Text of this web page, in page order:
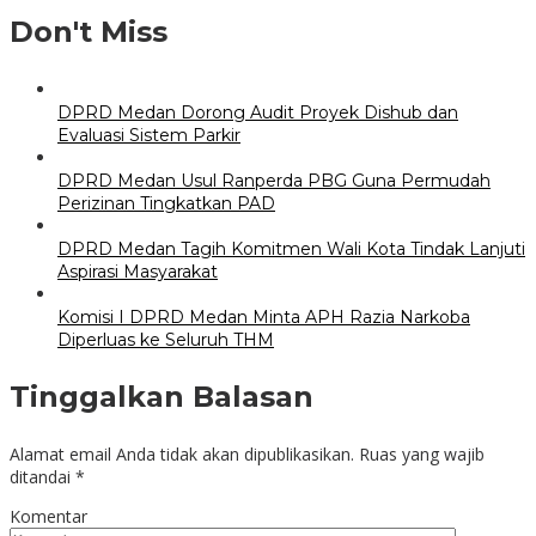
Don't Miss
DPRD Medan Dorong Audit Proyek Dishub dan
Evaluasi Sistem Parkir
DPRD Medan Usul Ranperda PBG Guna Permudah
Perizinan Tingkatkan PAD
DPRD Medan Tagih Komitmen Wali Kota Tindak Lanjuti
Aspirasi Masyarakat
Komisi I DPRD Medan Minta APH Razia Narkoba
Diperluas ke Seluruh THM
Tinggalkan Balasan
Alamat email Anda tidak akan dipublikasikan. Ruas yang wajib
ditandai *
Komentar